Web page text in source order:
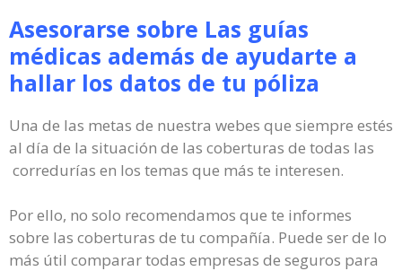
Asesorarse sobre Las guías
médicas además de ayudarte a
hallar los datos de tu póliza
Una de las metas de nuestra webes que siempre estés
al día de la situación de las coberturas de todas las
corredurías en los temas que más te interesen.
Por ello, no solo recomendamos que te informes
sobre las coberturas de tu compañía. Puede ser de lo
más útil comparar todas empresas de seguros para